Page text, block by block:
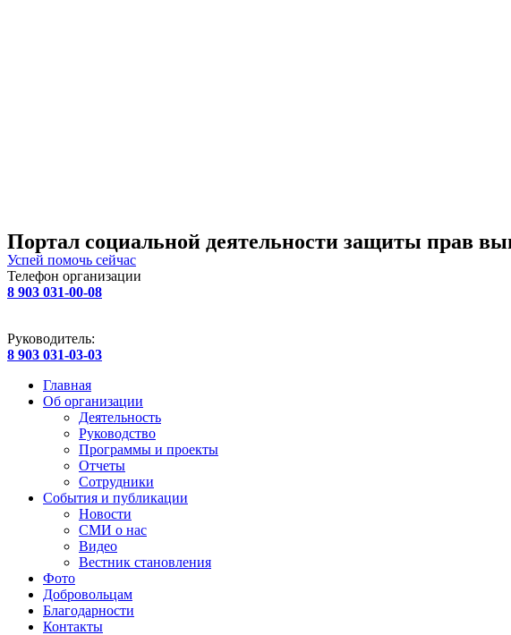
Портал социальной деятельности защиты прав
Успей помочь сейчас
Телефон организации
8 903 031-00-08
Руководитель:
8 903 031-03-03
Главная
Об организации
Деятельность
Руководство
Программы и проекты
Отчеты
Сотрудники
События и публикации
Новости
СМИ о нас
Видео
Вестник становления
Фото
Добровольцам
Благодарности
Контакты